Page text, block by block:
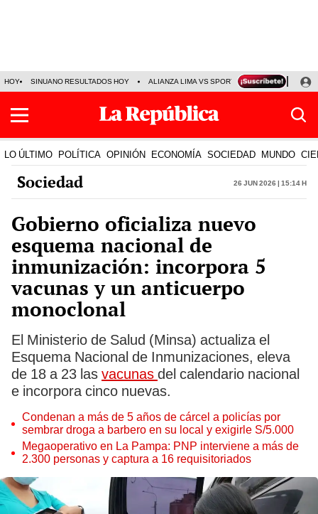
HOY SINUANO RESULTADOS HOY ALIANZA LIMA VS SPORT BOYS JORGE
LO ÚLTIMO POLÍTICA OPINIÓN ECONOMÍA SOCIEDAD MUNDO
Sociedad 26 Jun 2026 | 15:14 h
Gobierno oficializa nuevo
esquema nacional de
inmunización: incorpora 5
vacunas y un anticuerpo
monoclonal
El Ministerio de Salud (Minsa) actualiza el
Esquema Nacional de Inmunizaciones, eleva
de 18 a 23 las vacunas del calendario nacional
e incorpora cinco nuevas.
Condenan a más de 5 años de cárcel a policías por
sembrar droga a barbero en su local y exigirle S/5.000
Megaoperativo en La Pampa: PNP interviene a más de
2.300 personas y captura a 16 requisitoriados